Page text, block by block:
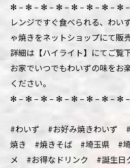
✻ – ✻ – ✻ – ✻ – ✻ – ✻ – ✻ – ✻
レンジですぐ食べられる、わい
ゃ焼きをネットショップにて販
詳細は【ハイライト】にてご覧
お家でいつでもわいずの味をお
ください。
✻ – ✻ – ✻ – ✻ – ✻ – ✻ – ✻ – ✻
#わいず #お好み焼きわいず
焼き #焼きそば #埼玉県 #
メ #お得なドリンク #誕生日